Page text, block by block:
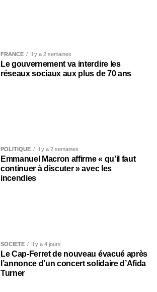
FRANCE Il y a 2 semaines
Le gouvernement va interdire les
réseaux sociaux aux plus de 70 ans
POLITIQUE Il y a 2 semaines
Emmanuel Macron affirme « qu’il faut
continuer à discuter » avec les
incendies
SOCIÉTÉ Il y a 4 jours
Le Cap-Ferret de nouveau évacué après
l’annonce d’un concert solidaire d’Afida
Turner